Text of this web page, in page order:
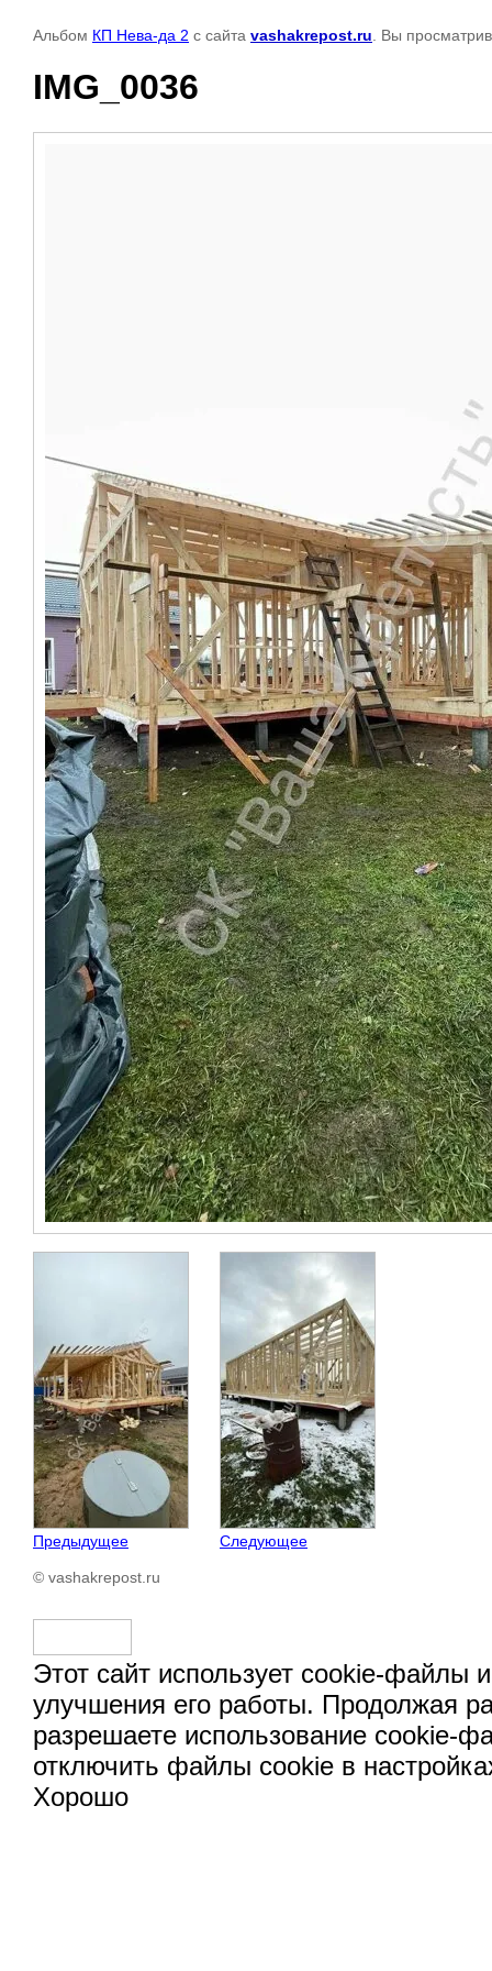
Альбом КП Нева-да 2 с сайта vashakrepost.ru . Вы
IMG_0036
Предыдущее Следующее
© vashakrepost.ru
Этот сайт использует cookie-файлы
улучшения его работы. Продолжая
разрешаете использование cookie-
отключить файлы cookie в
Хорошо